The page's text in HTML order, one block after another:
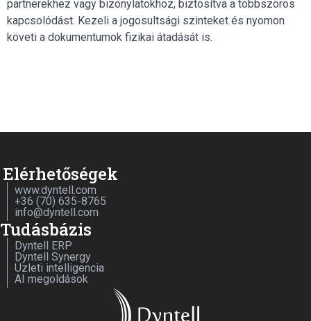
partnerekhez vagy bizonylatokhoz, biztosítva a többszörös
kapcsolódást. Kezeli a jogosultsági szinteket és nyomon
követi a dokumentumok fizikai átadását is.
Elérhetőségek
www.dyntell.com
+36 (70) 635-8765
info@dyntell.com
Tudásbázis
Dyntell ERP
Dyntell Synergy
Üzleti intelligencia
AI megoldások